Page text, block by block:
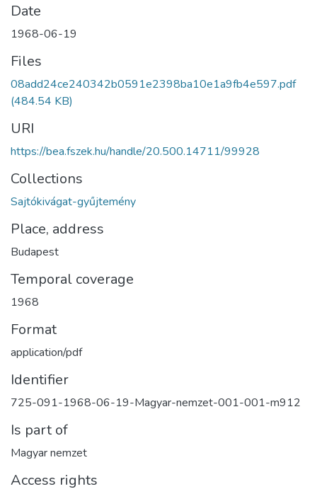
Date
1968-06-19
Files
08add24ce240342b0591e2398ba10e1a9fb4e597.pdf
(484.54 KB)
URI
https://bea.fszek.hu/handle/20.500.14711/99928
Collections
Sajtókivágat-gyűjtemény
Place, address
Budapest
Temporal coverage
1968
Format
application/pdf
Identifier
725-091-1968-06-19-Magyar-nemzet-001-001-m912
Is part of
Magyar nemzet
Access rights